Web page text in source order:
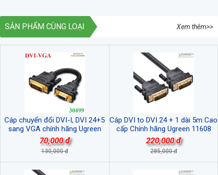
Xem thêm>>
SẢN PHẨM CÙNG LOẠI
Cáp chuyển đổi DVI-I, DVI 24+5
sang VGA chính hãng Ugreen
30499 cao cấp
70,000 đ
130,000 đ
Cáp DVI to DVI 24 + 1 dài 5m Cao
cấp Chính hãng Ugreen 11608
220,000 đ
285,000 đ